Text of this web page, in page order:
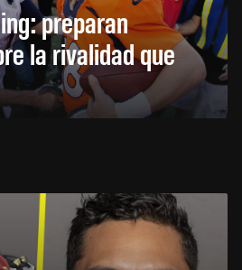
preparan
la rivalidad que